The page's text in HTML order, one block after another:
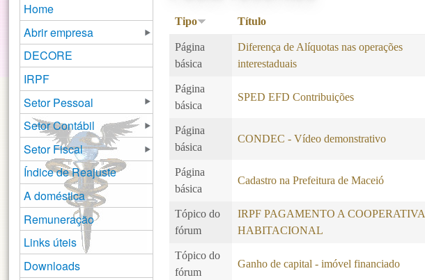
Tipo Título
Página
básica
Diferença de Alíquotas nas operações
interestaduais
Página
básica
SPED EFD Contribuições
Página
básica
CONDEC - Vídeo demonstrativo
Página
básica
Cadastro na Prefeitura de Maceió
Tópico do
fórum
IRPF PAGAMENTO A COOPERATIVA
HABITACIONAL
Tópico do
fórum
Ganho de capital - imóvel financiado
Home
Abrir empresa
DECORE
IRPF
Setor Pessoal
Setor Contábil
Setor Fiscal
Índice de Reajuste
A doméstica
Remuneração
Links úteis
Downloads